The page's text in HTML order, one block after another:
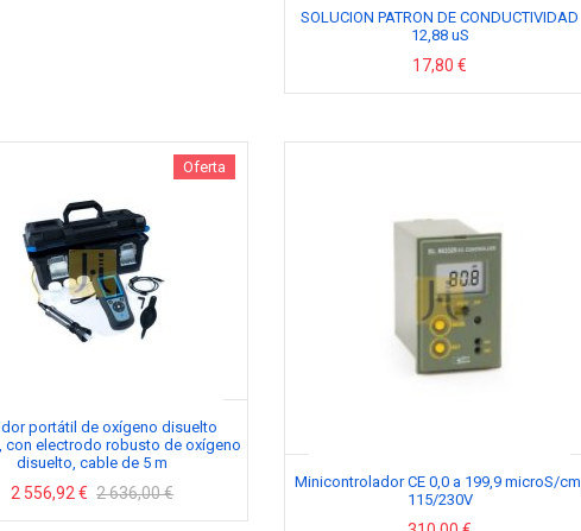
SOLUCION PATRON DE CONDUCTIVIDAD
12,88 uS
17,80 €
Oferta
portátil de oxígeno disuelto
con electrodo robusto de oxígeno
disuelto, cable de 5 m
2 556,92 € 2 636,00 €
Minicontrolador CE 0,0 a 199,9 microS/cm,
115/230V